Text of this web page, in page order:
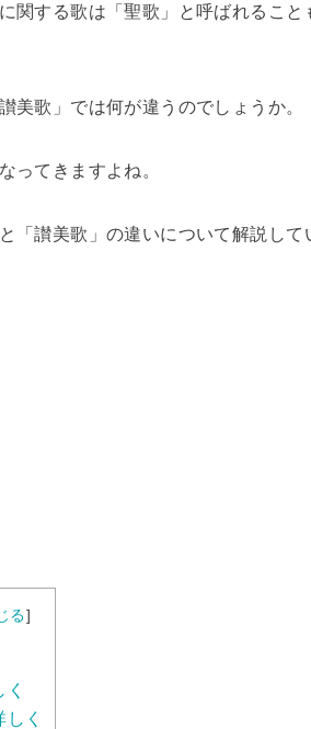
関する歌は「聖歌」と呼ばれるこ
美歌」では何が違うのでしょうか。
ってきますよね。
「讃美歌」の違いについて解説して
る]
く